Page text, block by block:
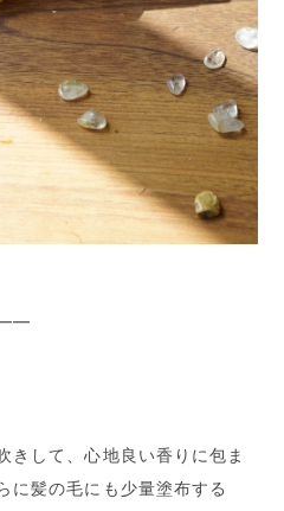
きして、心地良い香りに包ま
に髪の毛にも少量塗布する